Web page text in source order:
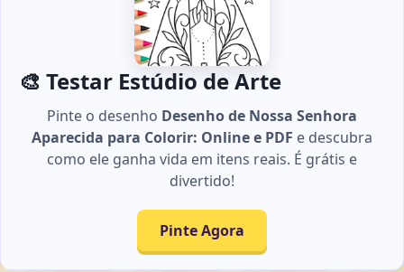
🎨 Testar Estúdio de Arte
Pinte o desenho Desenho de Nossa Senhora
Aparecida para Colorir: Online e PDF e descubra
como ele ganha vida em itens reais. É grátis e
divertido!
Pinte Agora